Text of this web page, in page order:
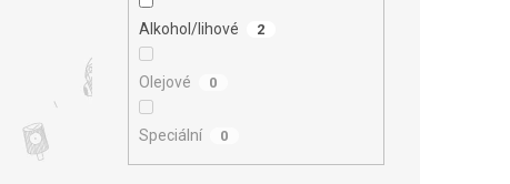
Alkohol/lihové 2
Olejové 0
Speciální 0